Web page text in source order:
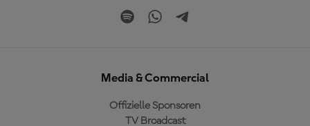
Media & Commercial
Offizielle Sponsoren
TV Broadcast